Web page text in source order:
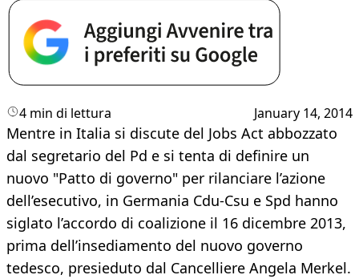
4 min di lettura January 14, 2014
Mentre in Italia si discute del Jobs Act abbozzato
dal segretario del Pd e si tenta di definire un
nuovo "Patto di governo" per rilanciare l’azione
dell’esecutivo, in Germania Cdu-Csu e Spd hanno
siglato l’accordo di coalizione il 16 dicembre 2013,
prima dell’insediamento del nuovo governo
tedesco, presieduto dal Cancelliere Angela Merkel.